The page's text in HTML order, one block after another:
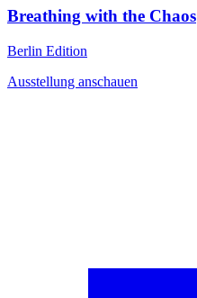
Breathing with the Chaos
Berlin Edition
Ausstellung anschauen